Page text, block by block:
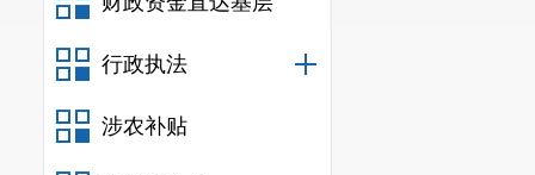
行政执法
涉农补贴